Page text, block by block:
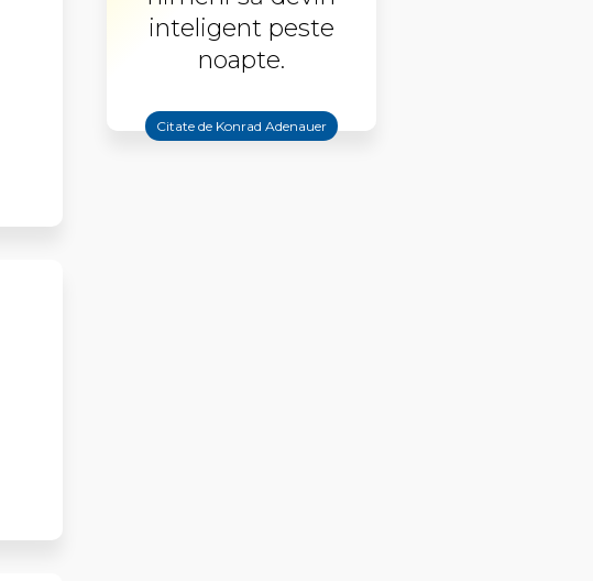
inteligent peste
noapte.
Citate de Konrad Adenauer